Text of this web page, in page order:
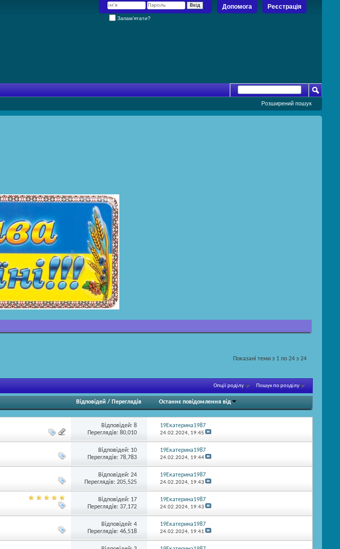
Реєстрація
Допомога
Запам’ятати?
Розширений пошук
Показані теми з 1 по 24 з 24
Опції роділу Пошук по розділу
Відповідей / Переглядів Останнє повідомлення від
Відповідей:8
Переглядів: 80,010
19Екатерина1987
24.02.2024, 19:45
Відповідей: 10
Переглядів: 78,783
19Екатерина1987
24.02.2024, 19:44
Відповідей:24
Переглядів: 205,525
19Екатерина1987
24.02.2024, 19:43
Відповідей: 17
Переглядів: 37,172
19Екатерина1987
24.02.2024, 19:43
Відповідей:4
Переглядів: 46,518
19Екатерина1987
24.02.2024, 19:41